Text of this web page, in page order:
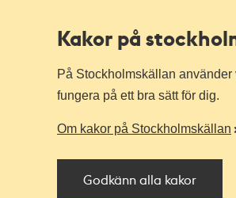
Kakor på
På Stockholmskällan
fungera på ett bra sätt för dig.
Om kakor på Stockholmskällan
Godkänn alla kakor